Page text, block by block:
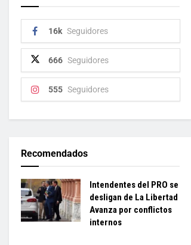
16k Seguidores
666 Seguidores
555 Seguidores
Recomendados
Intendentes del PRO se
desligan de La Libertad
Avanza por conflictos
internos